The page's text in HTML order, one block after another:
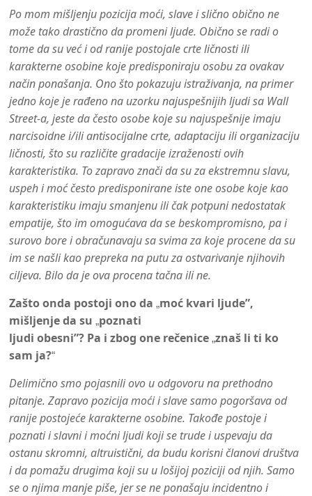
Po mom mišljenju pozicija moći, slave i slično obično ne
može tako drastično da promeni ljude. Obično se radi o
tome da su već i od ranije postojale crte ličnosti ili
karakterne osobine koje predisponiraju osobu za ovakav
način ponašanja. Ono što pokazuju istraživanja, na primer
jedno koje je rađeno na uzorku najuspešnijih ljudi sa Wall
Street-a, jeste da često osobe koje su najuspešnije imaju
narcisoidne i/ili antisocijalne crte, adaptaciju ili organizaciju
ličnosti, što su različite gradacije izraženosti ovih
karakteristika. To zapravo znači da su za ekstremnu slavu,
uspeh i moć često predisponirane iste one osobe koje kao
karakteristiku imaju smanjenu ili čak potpuni nedostatak
empatije, što im omogućava da se beskompromisno, pa i
surovo bore i obračunavaju sa svima za koje procene da su
im se našli kao prepreka na putu za ostvarivanje njihovih
ciljeva. Bilo da je ova procena tačna ili ne.
Zašto onda postoji ono da „moć kvari ljude”,
mišljenje da su„poznati
ljudi obesni”? Pa i zbog one rečenice „znaš li ti ko
sam ja?“
Delimično smo pojasnili ovo u odgovoru na prethodno
pitanje. Zapravo pozicija moći i slave samo pogoršava od
ranije postojeće karakterne osobine. Takođe postoje i
poznati i slavni i moćni ljudi koji se trude i uspevaju da
ostanu skromni, altruistični, da budu korisni članovi društva
i da pomažu drugima koji su u lošijoj poziciji od njih. Samo
se o njima manje piše, jer se ne ponašaju incidentno i